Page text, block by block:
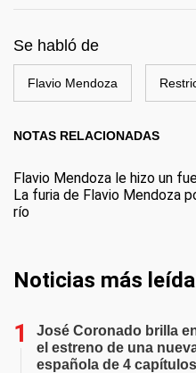
Se habló de
Flavio Mendoza
NOTAS RELACIONADAS
Flavio Mendoza le hizo un
La furia de Flavio Mendoza
río
Noticias más
José Coronado brilla
el estreno de una
española de 4 capítulos